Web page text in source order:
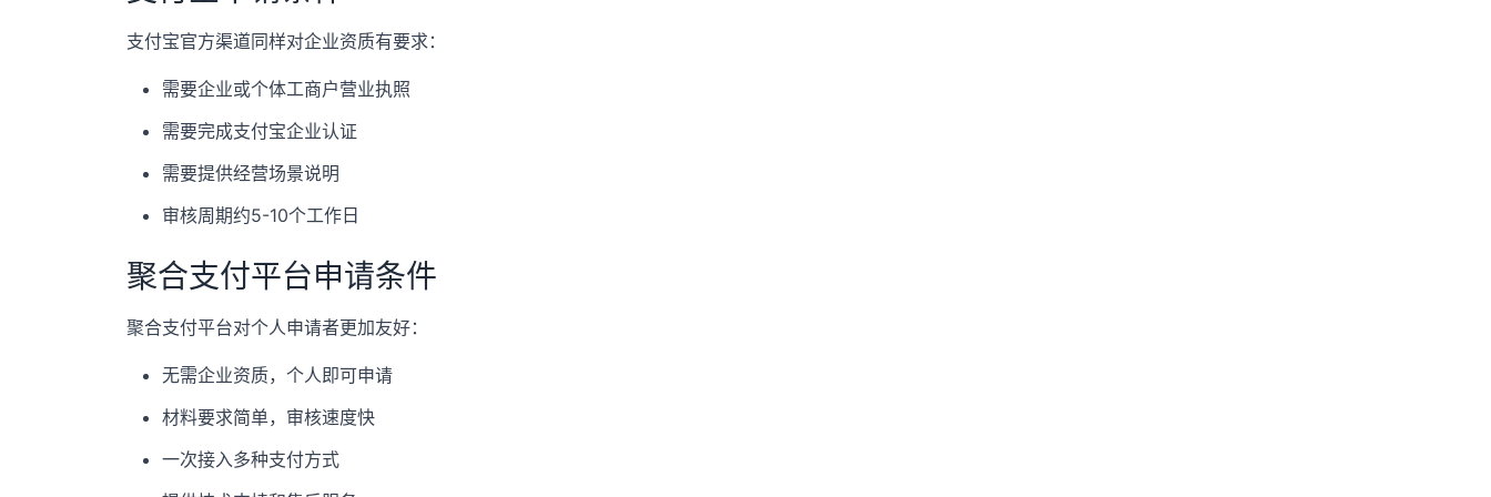
支付宝官方渠道同样对企业资质有要求：
需要企业或个体工商户营业执照
需要完成支付宝企业认证
需要提供经营场景说明
审核周期约5-10个工作日
聚合支付平台申请条件
聚合支付平台对个人申请者更加友好：
无需企业资质，个人即可申请
材料要求简单，审核速度快
一次接入多种支付方式